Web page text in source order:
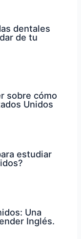
dentales
de tu
sobre cómo
Unidos
estudiar
Una
Inglés.